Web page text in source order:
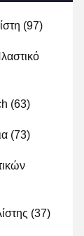
(97)
(63)
(73)
(37)